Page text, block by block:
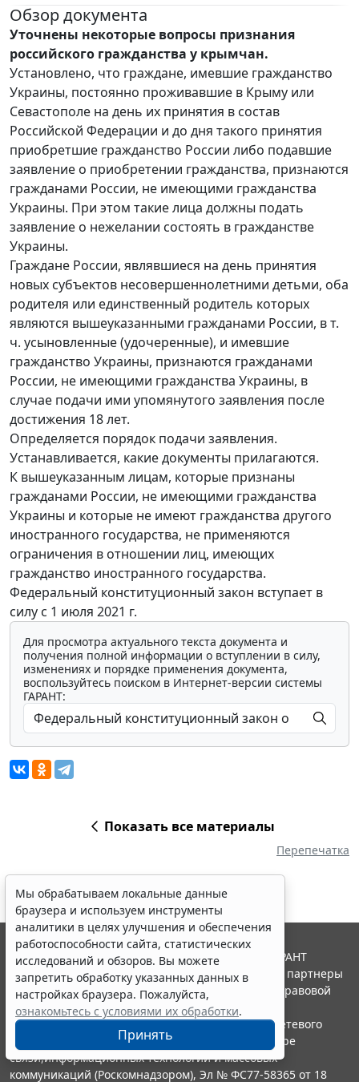
Обзор документа
Уточнены некоторые вопросы признания
российского гражданства у крымчан.
Установлено, что граждане, имевшие гражданство
Украины, постоянно проживавшие в Крыму или
Севастополе на день их принятия в состав
Российской Федерации и до дня такого принятия
приобретшие гражданство России либо подавшие
заявление о приобретении гражданства, признаются
гражданами России, не имеющими гражданства
Украины. При этом такие лица должны подать
заявление о нежелании состоять в гражданстве
Украины.
Граждане России, являвшиеся на день принятия
новых субъектов несовершеннолетними детьми, оба
родителя или единственный родитель которых
являются вышеуказанными гражданами России, в т.
ч. усыновленные (удочеренные), и имевшие
гражданство Украины, признаются гражданами
России, не имеющими гражданства Украины, в
случае подачи ими упомянутого заявления после
достижения 18 лет.
Определяется порядок подачи заявления.
Устанавливается, какие документы прилагаются.
К вышеуказанным лицам, которые признаны
гражданами России, не имеющими гражданства
Украины и которые не имеют гражданства другого
иностранного государства, не применяются
ограничения в отношении лиц, имеющих
гражданство иностранного государства.
Федеральный конституционный закон вступает в
силу с 1 июля 2021 г.
Для просмотра актуального текста документа и
получения полной информации о вступлении в силу,
изменениях и порядке применения документа,
воспользуйтесь поиском в Интернет-версии системы
ГАРАНТ:
Показать все материалы
Перепечатка
Мы обрабатываем локальные данные
браузера и используем инструменты
аналитики в целях улучшения и обеспечения
работоспособности сайта, статистических
исследований и обзоров. Вы можете
запретить обработку указанных данных в
настройках браузера. Пожалуйста,
ознакомьтесь с условиями их обработки.
Принять
© ООО "НПП "ГАРАНТ-СЕРВИС", 2026. Система ГАРАНТ
выпускается с 1990 года. Компания "Гарант" и ее партнеры
являются участниками Российской ассоциации правовой
информации ГАРАНТ.
Портал ГАРАНТ.РУ зарегистрирован в качестве сетевого
издания Федеральной службой по надзору в сфере
связи,информационных технологий и массовых
коммуникаций (Роскомнадзором), Эл № ФС77-58365 от 18